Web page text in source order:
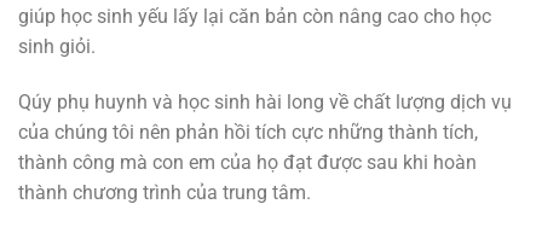
giúp học sinh yếu lấy lại căn bản còn nâng cao cho học
sinh giỏi.
Qúy phụ huynh và học sinh hài long về chất lượng dịch vụ
của chúng tôi nên phản hồi tích cực những thành tích,
thành công mà con em của họ đạt được sau khi hoàn
thành chương trình của trung tâm.